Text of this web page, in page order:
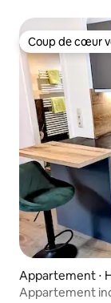
Coup de cœur
Coup de cœur
Appartement ⋅
Appartement